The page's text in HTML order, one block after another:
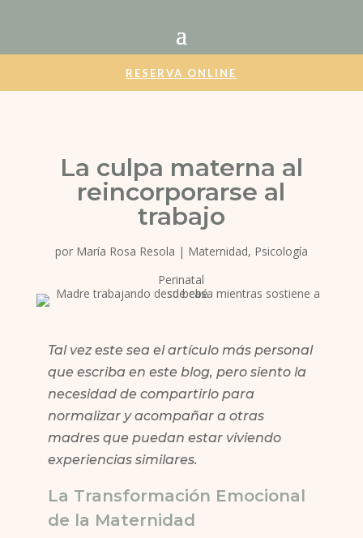
RESERVA ONLINE
La culpa materna al
reincorporarse al
trabajo
por María Rosa Resola | Maternidad, Psicología
Perinatal
Tal vez este sea el artículo más personal
que escriba en este blog, pero siento la
necesidad de compartirlo para
normalizar y acompañar a otras
madres que puedan estar viviendo
experiencias similares.
La Transformación Emocional
de la Maternidad